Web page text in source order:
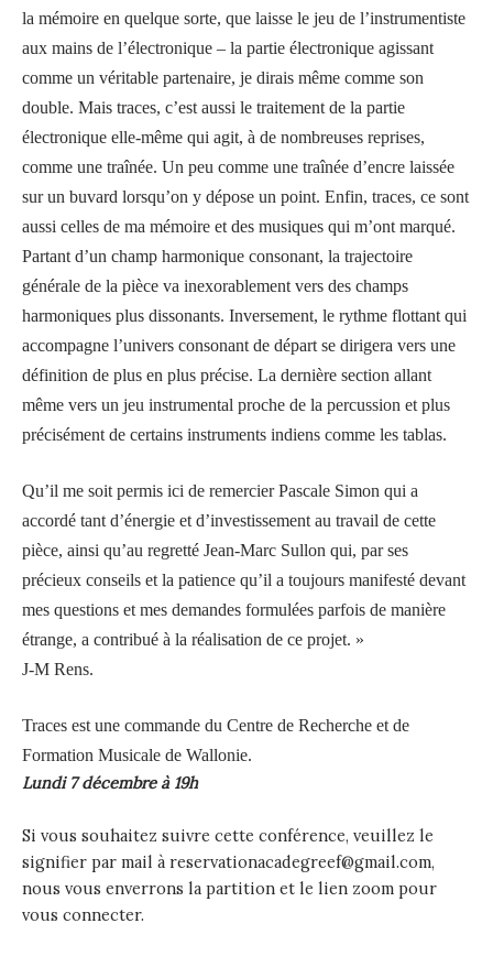
la mémoire en quelque sorte, que laisse le jeu de l’instrumentiste
aux mains de l’électronique – la partie électronique agissant
comme un véritable partenaire, je dirais même comme son
double. Mais traces, c’est aussi le traitement de la partie
électronique elle-même qui agit, à de nombreuses reprises,
comme une traînée. Un peu comme une traînée d’encre laissée
sur un buvard lorsqu’on y dépose un point. Enfin, traces, ce sont
aussi celles de ma mémoire et des musiques qui m’ont marqué.
Partant d’un champ harmonique consonant, la trajectoire
générale de la pièce va inexorablement vers des champs
harmoniques plus dissonants. Inversement, le rythme flottant qui
accompagne l’univers consonant de départ se dirigera vers une
définition de plus en plus précise. La dernière section allant
même vers un jeu instrumental proche de la percussion et plus
précisément de certains instruments indiens comme les tablas.
Qu’il me soit permis ici de remercier Pascale Simon qui a
accordé tant d’énergie et d’investissement au travail de cette
pièce, ainsi qu’au regretté Jean-Marc Sullon qui, par ses
précieux conseils et la patience qu’il a toujours manifesté devant
mes questions et mes demandes formulées parfois de manière
étrange, a contribué à la réalisation de ce projet. »
J-M Rens.
Traces est une commande du Centre de Recherche et de
Formation Musicale de Wallonie.
Lundi 7 décembre à 19h
Si vous souhaitez suivre cette conférence, veuillez le
signifier par mail à reservationacadegreef@gmail.com,
nous vous enverrons la partition et le lien zoom pour
vous connecter.